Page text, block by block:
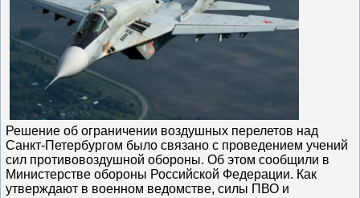
Решение об ограничении воздушных перелетов над
Санкт-Петербургом было связано с проведением учений
сил противовоздушной обороны. Об этом сообщили в
Министерстве обороны Российской Федерации. Как
утверждают в военном ведомстве, силы ПВО и